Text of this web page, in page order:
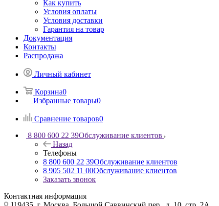
Как купить
Условия оплаты
Условия доставки
Гарантия на товар
Документация
Контакты
Распродажа
Личный кабинет
Корзина0
Избранные товары0
Сравнение товаров0
8 800 600 22 39Обслуживание клиентов
Назад
Телефоны
8 800 600 22 39Обслуживание клиентов
8 905 502 11 00Обслуживание клиентов
Заказать звонок
Контактная информация